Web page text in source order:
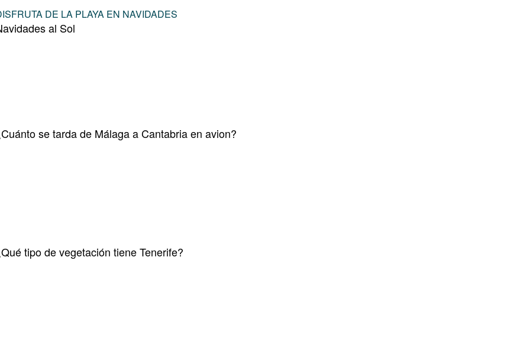
DE LA PLAYA EN NAVIDADES
al Sol
se tarda de Málaga a Cantabria en avion?
tipo de vegetación tiene Tenerife?